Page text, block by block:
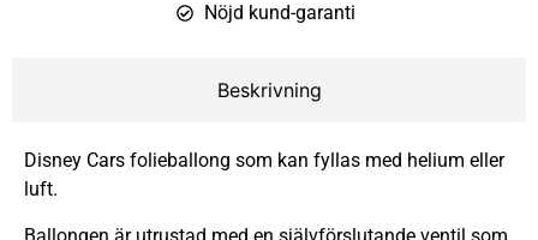
Nöjd kund-garanti
Beskrivning
Disney Cars folieballong som kan fyllas med helium eller
luft.